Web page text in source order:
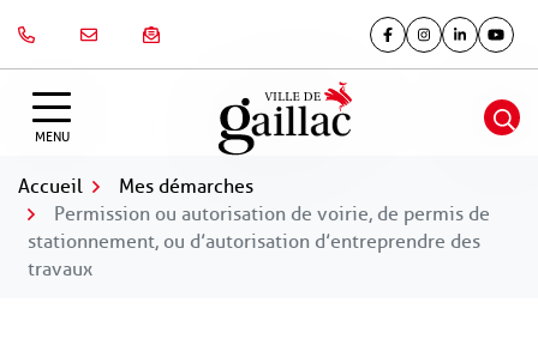
contenu
Lien vers le compte
Lien vers leLien vers le
Lien
MENU
Accueil
Mes démarches
Permission ou autorisation de voirie, de permis de
stationnement, ou d’autorisation d’entreprendre des
travaux